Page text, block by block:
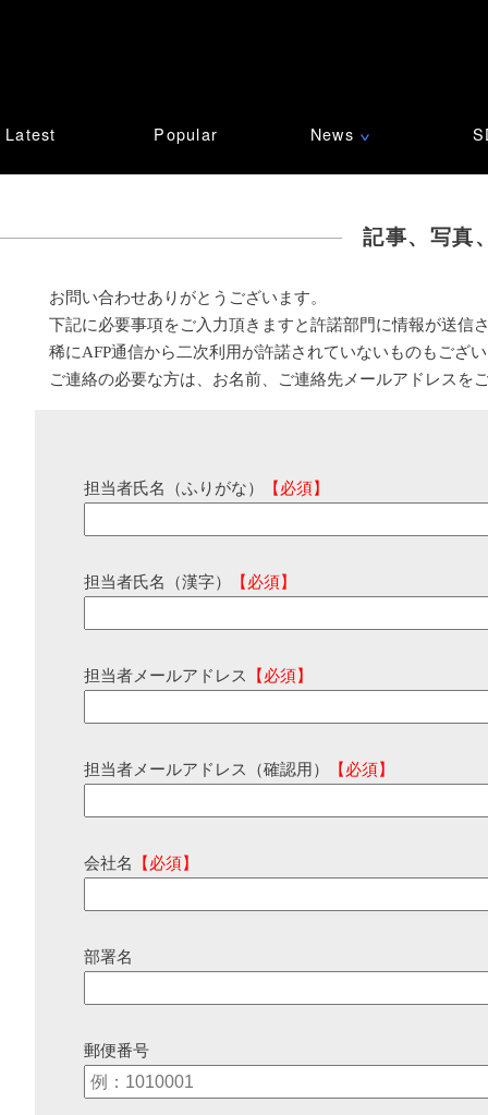
Latest Popular News ∨
記事、写真
お問い合わせありがとうございます。
下記に必要事項をご入力頂きますと許諾部門に情報が送信
稀にAFP通信から二次利用が許諾されていないものもござ
ご連絡の必要な方は、お名前、ご連絡先メールアドレスを
担当者氏名（ふりがな） 【必須】
担当者氏名（漢字） 【必須】
担当者メールアドレス 【必須】
担当者メールアドレス（確認用） 【必須】
会社名 【必須】
部署名
郵便番号